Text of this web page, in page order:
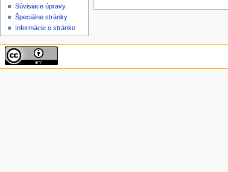
Súvisiace úpravy
Špeciálne stránky
Informácie o stránke